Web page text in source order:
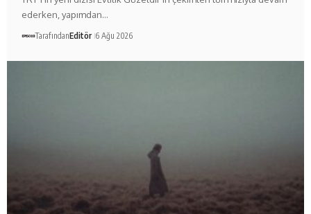
ederken, yapımdan…
TarafındanEditör 6 Ağu 2026